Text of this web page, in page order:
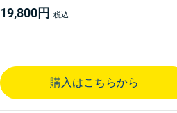
19,800円
購入はこちらから